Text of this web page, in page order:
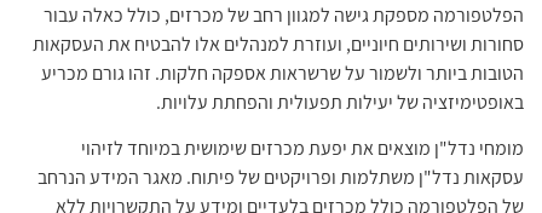
הפלטפורמה מספקת גישה למגוון רחב של מכרזים, כולל כאלה עבור
סחורות ושירותים חיוניים, ועוזרת למנהלים אלו להבטיח את העסקאות
הטובות ביותר ולשמור על שרשראות אספקה חלקות. זהו גורם מכריע
באופטימיזציה של יעילות תפעולית והפחתת עלויות.
מומחי נדל"ן מוצאים את יפעת מכרזים שימושית במיוחד לזיהוי
עסקאות נדל"ן משתלמות ופרויקטים של פיתוח. מאגר המידע הנרחב
של הפלטפורמה כולל מכרזים בלעדיים ומידע על התקשרויות ללא